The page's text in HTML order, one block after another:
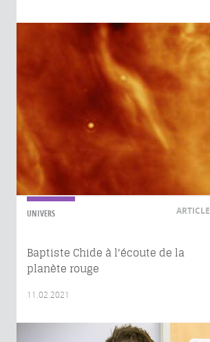
UNIVERS ARTICLE
Baptiste Chide à l'écoute de la
planète rouge
11.02.2021